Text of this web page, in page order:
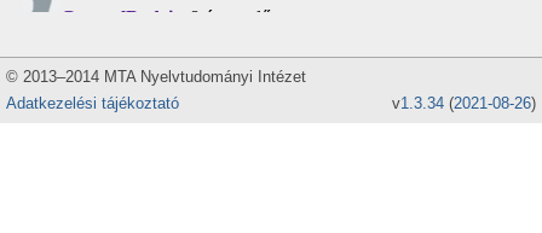
© 2013–2014 MTA Nyelvtudományi Intézet
Adatkezelési tájékoztató
v1.3.34 (2021-08-26)